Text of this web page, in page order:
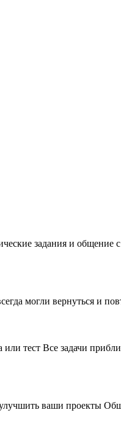
задания и общение
могли вернуться и
или тест Все задачи
ваши проекты